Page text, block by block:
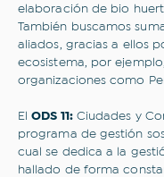
elaboración de bio
También buscamos
aliados, gracias a ellos
ecosistema, por
organizaciones como
ElODS 11:Ciudades y
programa de gestión
cual se dedica a la
hallado de forma
Web de